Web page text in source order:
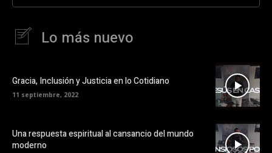
Lo más nuevo
Gracia, Inclusión y Justicia en lo Cotidiano
11 septiembre, 2022
Una respuesta espiritual al cansancio del mundo
moderno